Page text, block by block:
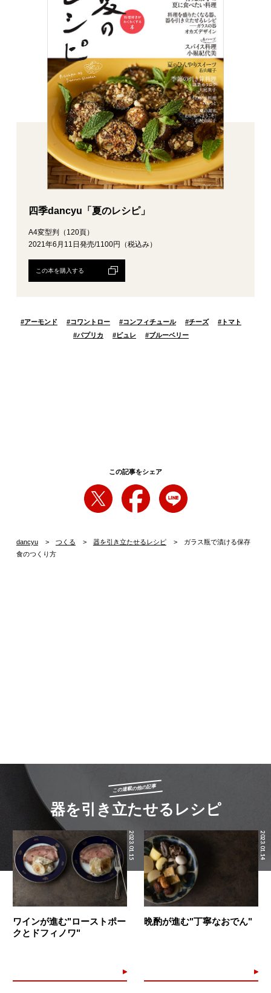
四季dancyu「夏のレシピ」
A4変型判（120頁）
2021年6月11日発売/1100円（税込み）
この本を購入する
#アーモンド #コワントロー #コンフィチュール #チーズ # トマト
#パプリカ #ピュレ #ブルーベリー
この記事をシェア
dancyu つくる 器を引き立たせるレシピ
ガラス瓶で漬ける保存
食のつくり方
この連載の他の記事
器を引き立たせるレシピ
2023.01.15
ワインが進む"ローストポー
クとドフィノワ"
2023.01.14
晩酌が進む"丁寧なおでん"